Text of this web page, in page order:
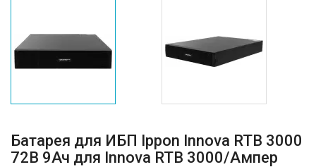
Батарея для ИБП Ippon Innova RTB 3000
72В 9Ач для Innova RTB 3000/Ампер